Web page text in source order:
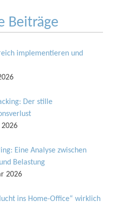
Beiträge
implementieren und
Der stille
Eine Analyse zwischen
Belastung
2026
ins Home-Office“ wirklich